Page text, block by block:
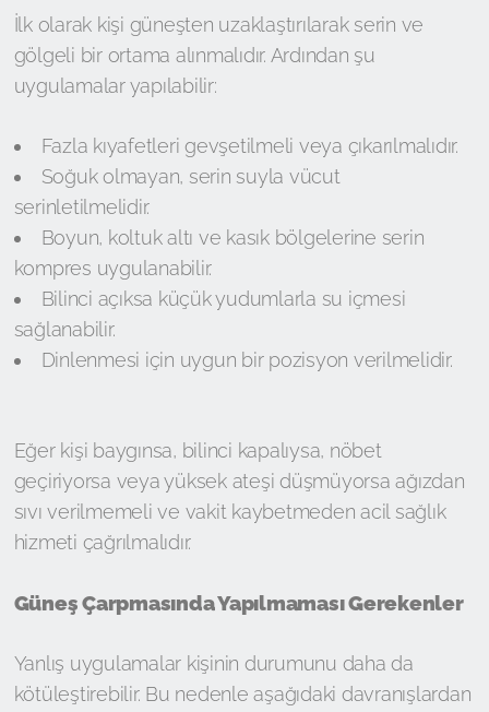
İlk olarak kişi güneşten uzaklaştırılarak serin ve
gölgeli bir ortama alınmalıdır. Ardından şu
uygulamalar yapılabilir:
Fazla kıyafetleri gevşetilmeli veya çıkarılmalıdır.
Soğuk olmayan, serin suyla vücut
serinletilmelidir.
Boyun, koltuk altı ve kasık bölgelerine serin
kompres uygulanabilir.
Bilinci açıksa küçük yudumlarla su içmesi
sağlanabilir.
Dinlenmesi için uygun bir pozisyon verilmelidir.
Eğer kişi baygınsa, bilinci kapalıysa, nöbet
geçiriyorsa veya yüksek ateşi düşmüyorsa ağızdan
sıvı verilmemeli ve vakit kaybetmeden acil sağlık
hizmeti çağrılmalıdır.
Güneş Çarpmasında Yapılmaması Gerekenler
Yanlış uygulamalar kişinin durumunu daha da
kötüleştirebilir. Bu nedenle aşağıdaki davranışlardan